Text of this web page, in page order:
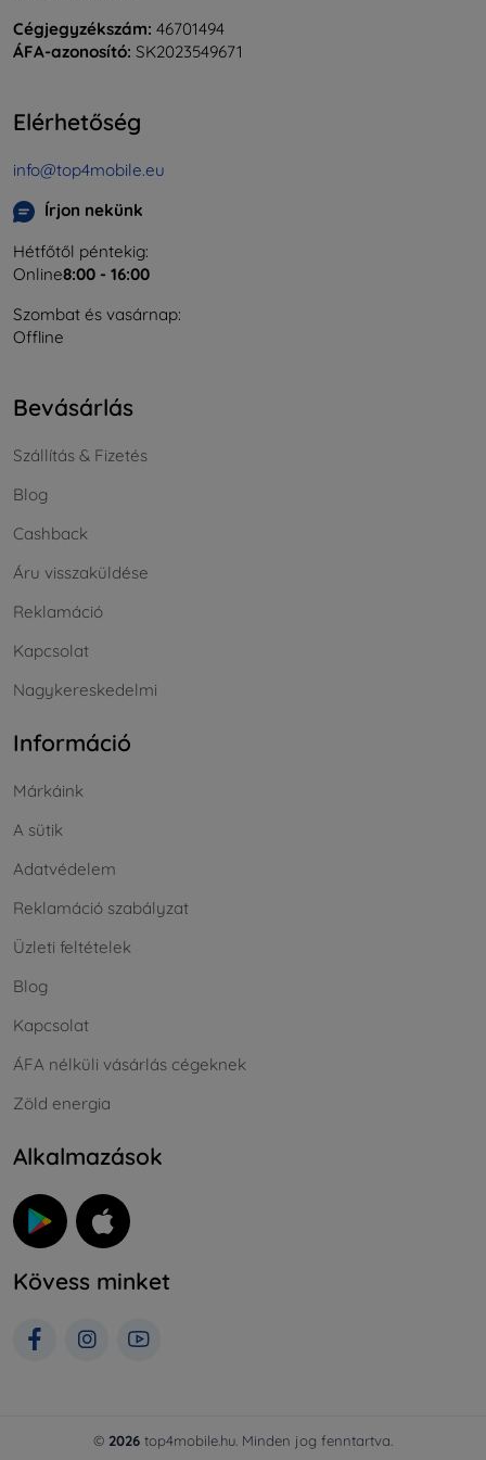
Cégjegyzékszám: 46701494
ÁFA-azonosító: SK2023549671
Elérhetőség
info@top4mobile.eu
Írjon nekünk
Hétfőtől péntekig:
Online8:00 - 16:00
Szombat és vasárnap:
Offline
Bevásárlás
Szállítás & Fizetés
Blog
Cashback
Áru visszaküldése
Reklamáció
Kapcsolat
Nagykereskedelmi
Információ
Márkáink
A sütik
Adatvédelem
Reklamáció szabályzat
Üzleti feltételek
Blog
Kapcsolat
ÁFA nélküli vásárlás cégeknek
Zöld energia
Alkalmazások
Kövess minket
© 2026 top4mobile.hu. Minden jog fenntartva.